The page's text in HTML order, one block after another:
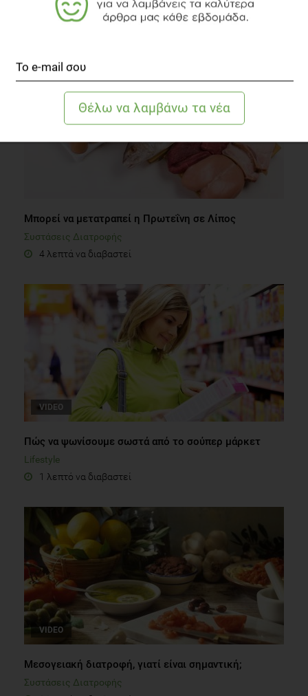
Nations: Division of Statistics».
Studies. Evid Based Complement Alternat Med. 2004
Dec;1(3):251-257.
Μπορεί να μετατραπεί η Πρωτεΐνη σε Λίπος
Συστάσεις Διατροφής
4 λεπτά να διαβαστεί
VIDEO
Πώς να ψωνίσουμε σωστά από το σούπερ μάρκετ
Lifestyle
1 λεπτό να διαβαστεί
VIDEO
Μεσογειακή διατροφή, γιατί είναι σημαντική;
Συστάσεις Διατροφής